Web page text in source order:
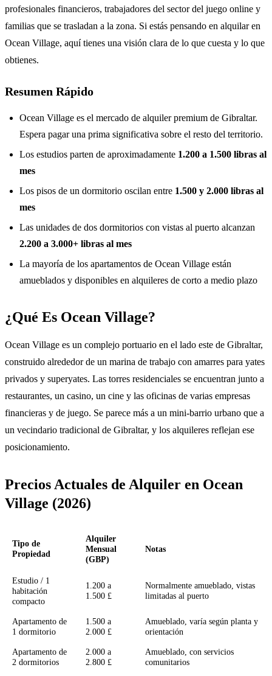
profesionales financieros, trabajadores del sector del juego online y
familias que se trasladan a la zona. Si estás pensando en alquilar en
Ocean Village, aquí tienes una visión clara de lo que cuesta y lo que
obtienes.
Resumen Rápido
Ocean Village es el mercado de alquiler premium de Gibraltar.
Espera pagar una prima significativa sobre el resto del territorio.
Los estudios parten de aproximadamente 1.200 a 1.500 libras al
mes
Los pisos de un dormitorio oscilan entre 1.500 y 2.000 libras al
mes
Las unidades de dos dormitorios con vistas al puerto alcanzan
2.200 a 3.000+ libras al mes
La mayoría de los apartamentos de Ocean Village están
amueblados y disponibles en alquileres de corto a medio plazo
¿Qué Es Ocean Village?
Ocean Village es un complejo portuario en el lado este de Gibraltar,
construido alrededor de un marina de trabajo con amarres para yates
privados y superyates. Las torres residenciales se encuentran junto a
restaurantes, un casino, un cine y las oficinas de varias empresas
financieras y de juego. Se parece más a un mini-barrio urbano que a
un vecindario tradicional de Gibraltar, y los alquileres reflejan ese
posicionamiento.
Precios Actuales de Alquiler en Ocean
Village (2026)
Tipo de
Propiedad
Alquiler
Mensual
(GBP)
Notas
Estudio / 1
habitación
compacto
1.200 a
1.500 £
Normalmente amueblado, vistas
limitadas al puerto
Apartamento de
1 dormitorio
1.500 a
2.000 £
Amueblado, varía según planta y
orientación
Apartamento de
2 dormitorios
2.000 a
2.800 £
Amueblado, con servicios
comunitarios